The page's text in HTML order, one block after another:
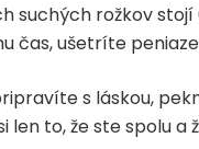
suchých rožkov stojí
čas, ušetríte
s láskou,
len to, že ste spolu